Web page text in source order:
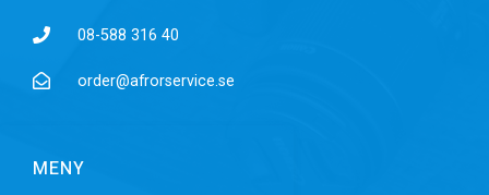
08-588 316 40
order@afrorservice.se
MENY